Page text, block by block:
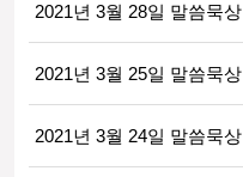
2021년 3월 28일 말씀묵상
2021년 3월 25일 말씀묵상
2021년 3월 24일 말씀묵상